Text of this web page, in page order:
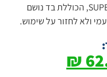
אופטימלית בזכות טכנולוגיית SUPER DRY 5 IN 1, הכוללת בד נושם
ולא לחזור על שימוש.
₪